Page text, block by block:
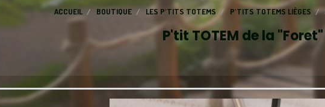
ACCUEIL BOUTIQUE LES P'TITS TOTEMS P'TITS TOTEMS LIÈGES
P'tit TOTEM de la "Foret"